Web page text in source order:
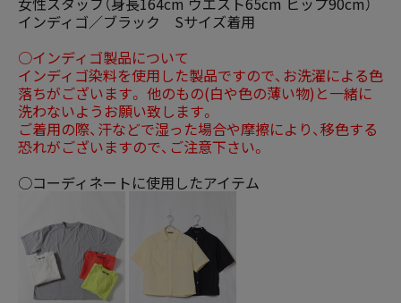
インディゴ／ブラック Sサイズ着用
○インディゴ製品について
インディゴ染料を使用した製品ですので、お洗濯による色
落ちがございます。 他のもの(白や色の薄い物)と一緒に
洗わないようお願い致します。
ご着用の際、汗などで湿った場合や摩擦により、移色する
恐れがございますので、ご注意下さい。
○コーディネートに使用したアイテム